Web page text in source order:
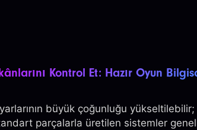
Kontrol Et: Hazır Oyun
büyük çoğunluğu
parçalarla üretilen sistemler